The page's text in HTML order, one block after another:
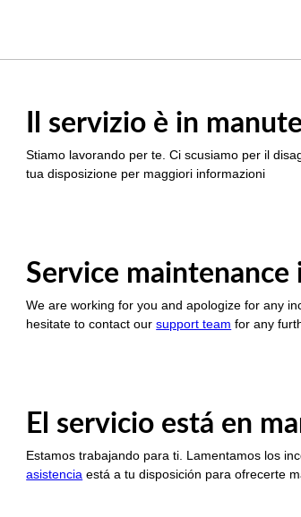
Il servizio è in
Stiamo lavorando per te. Ci scusiamo per il
tua disposizione per maggiori informazioni
Service maintenance
We are working for you and apologize for any
hesitate to contact oursupport team for any
El servicio está en
Estamos trabajando para ti. Lamentamos los
asistencia está a tu disposición para ofrecerte